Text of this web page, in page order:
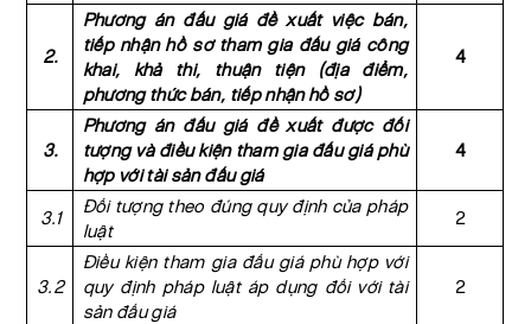
2.
Phương án đấu giá đề xuất việc bán,
tiếp nhận hồ sơ tham gia đấu giá công
khai, khả thi, thuận tiện (địa điểm,
phương thức bán, tiếp nhận hồ sơ)
4
3.
Phương án đấu giá đề xuất được đối
tượng và điều kiện tham gia đấu giá phù
hợp với tài sản đấu giá
4
3.1
Đối tượng theo đúng quy định của pháp
luật
2
3.2
Điều kiện tham gia đấu giá phù hợp với
quy định pháp luật áp dụng đối với tài
sản đấu giá
2